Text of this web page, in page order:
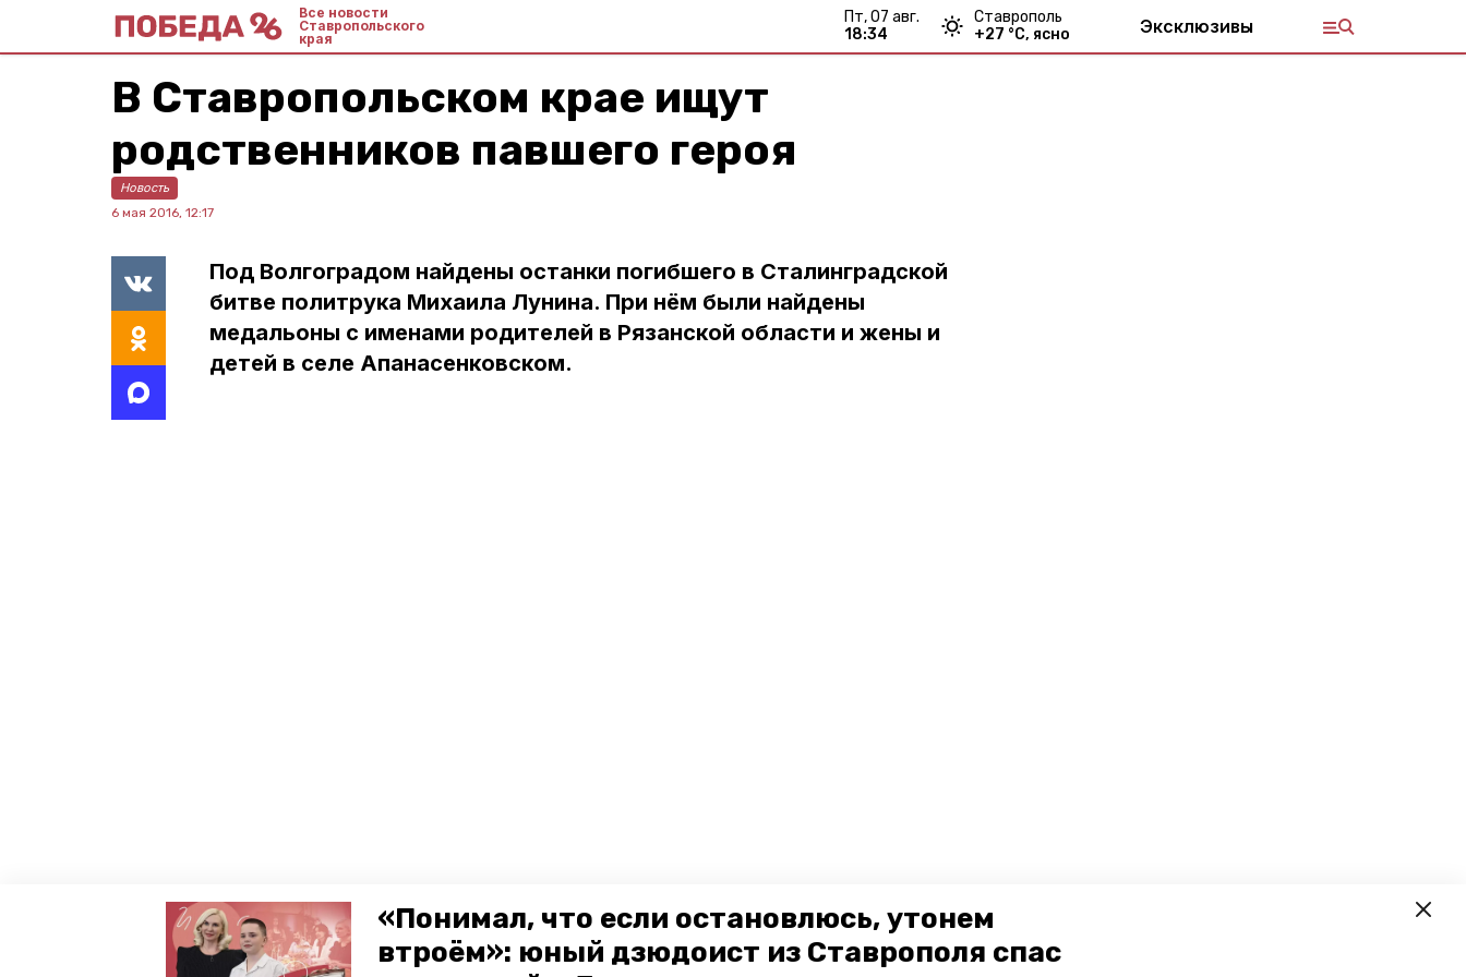
«Понимал, что если остановлюсь, утонем
втроём»: юный дзюдоист из Ставрополя спас
Все новости
Ставропольского
края
пт, 07 авг.
18:34
Ставрополь
+27 °С, ясно Эксклюзивы
В Ставропольском крае ищут
родственников павшего героя
Новость
6 мая 2016, 12:17
Под Волгоградом найдены останки погибшего в Сталинградской
битве политрука Михаила Лунина. При нём были найдены
медальоны с именами родителей в Рязанской области и жены и
детей в селе Апанасенковском.